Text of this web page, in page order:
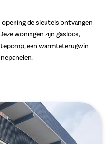
de sleutels ontvangen
woningen zijn gasloos,
een warmteterugwin